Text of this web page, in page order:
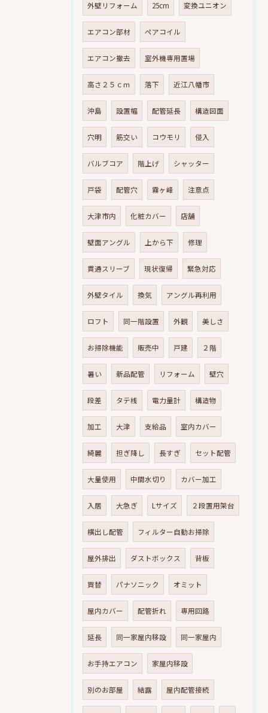
外壁リフォーム 25cm 変換ユニオン
エアコン部材 ペアコイル
エアコン撤去 室外機専用置場
高さ２５ｃｍ 落下 近江八幡市
沖島 設置幅 配管延長 構造図面
穴明 筋交い コウモリ 侵入
バルブコア 階上げ シャッター
戸袋 配管穴 霧ヶ峰 注意点
大津市内 化粧カバー 店舗
壁面アングル 上から下 修理
貫通スリーブ 現状復帰 緊急対応
外壁タイル 換気 アングル再利用
ロフト 同一階設置 外観 美しさ
お掃除機能 販売中 戸建 ２階
暑い 新品配管 リフォーム 壁穴
段差 タテ桟 電力量計 構造物
加工 大津 支給品 室内カバー
綺麗 担ぎ降し 長すぎ セット配管
大量使用 中間水切り カバー加工
入居 大急ぎ Lサイズ ２段置用架台
横出し配管 フィルター自動お掃除
屋外排出 ダストボックス 背板
買替 パナソニック オミット
屋内カバー 配管折れ 専用回路
延長 同一家屋内移設 同一家屋内
お手持エアコン 家屋内移設
別のお部屋 結露 屋内配管接続